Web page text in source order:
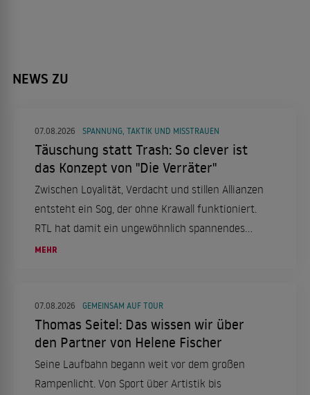
NEWS ZU
07.08.2026 SPANNUNG, TAKTIK UND MISSTRAUEN
Täuschung statt Trash: So clever ist
das Konzept von "Die Verräter"
Zwischen Loyalität, Verdacht und stillen Allianzen
entsteht ein Sog, der ohne Krawall funktioniert.
RTL hat damit ein ungewöhnlich spannendes
Format etabliert.
MEHR
07.08.2026 GEMEINSAM AUF TOUR
Thomas Seitel: Das wissen wir über
den Partner von Helene Fischer
Seine Laufbahn begann weit vor dem großen
Rampenlicht. Von Sport über Artistik bis